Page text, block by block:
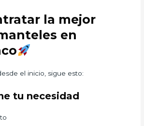
la mejor
en
el inicio, sigue esto:
tu necesidad